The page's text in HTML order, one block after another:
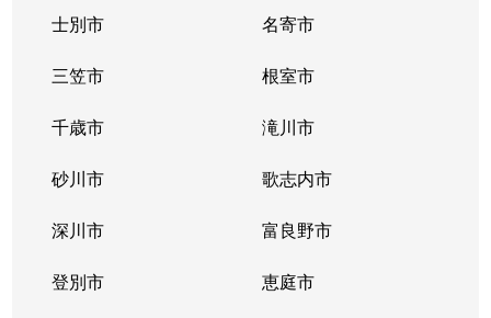
南３１条西
2,600万円 澄川
南３２条西
澄川
南３２条西
澄川
南３３条西
1,600万円 澄川
南３４条西
澄川
士別市 名寄市
三笠市 根室市
千歳市 滝川市
砂川市 歌志内市
深川市 富良野市
登別市 恵庭市